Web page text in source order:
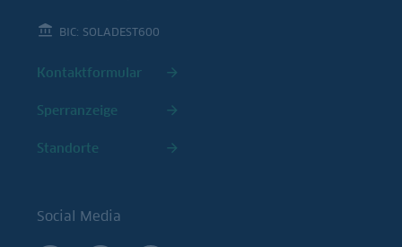
BIC: SOLADEST600
Kontaktformular
Sperranzeige
Standorte
Social Media